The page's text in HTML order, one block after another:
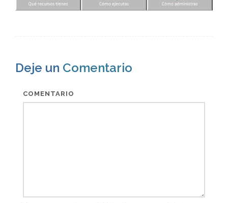
Deje un Comentario
COMENTARIO